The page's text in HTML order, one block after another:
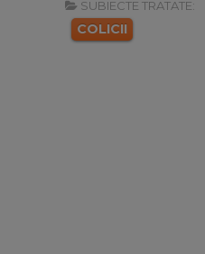
SUBIECTE TRATATE:
COLICII